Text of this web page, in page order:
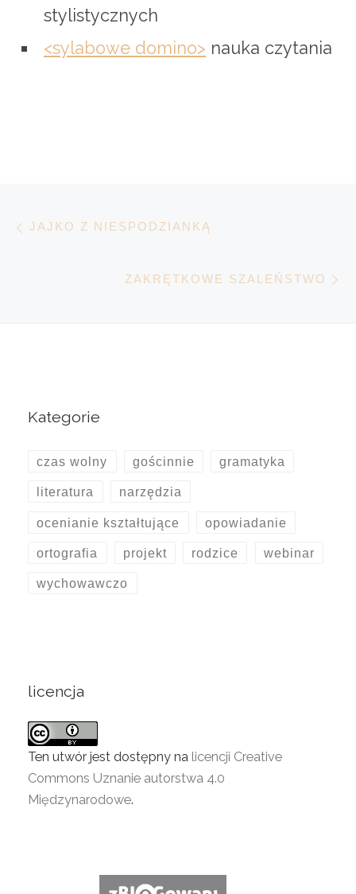
stylistycznych
<sylabowe domino> nauka czytania
Nawigacja wpisu
JAJKO Z NIESPODZIANKĄ
ZAKRĘTKOWE SZALEŃSTWO
Kategorie
czas wolny gościnnie gramatyka
literatura narzędzia
ocenianie kształtujące opowiadanie
ortografia projekt rodzice webinar
wychowawczo
licencja
Ten utwór jest dostępny na licencji Creative
Commons Uznanie autorstwa 4.0
Międzynarodowe.